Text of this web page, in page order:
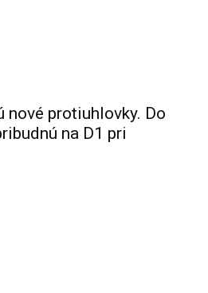
nové protiuhlovky. Do
na D1 pri